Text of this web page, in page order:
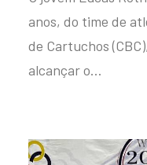
anos, do time de
de Cartuchos
alcançar o…